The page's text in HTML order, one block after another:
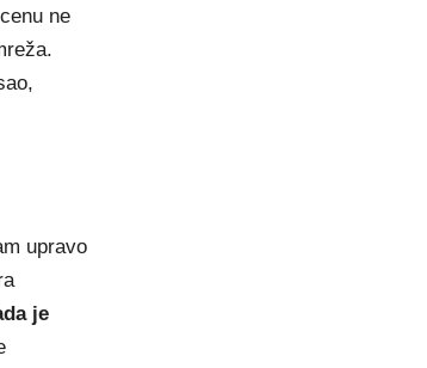
ne
upravo
je